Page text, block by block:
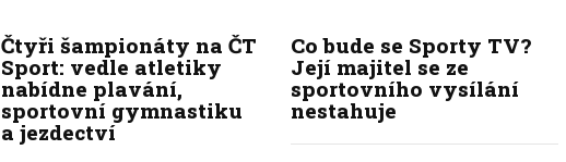
Čtyři šampionáty na ČT
Sport: vedle atletiky
nabídne plavání,
sportovní gymnastiku
a jezdectví
Co bude se Sporty TV?
Její majitel se ze
sportovního vysílání
nestahuje